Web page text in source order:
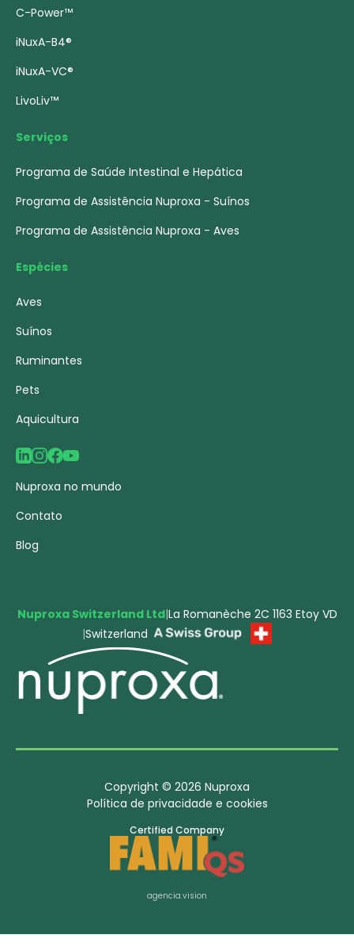
C-Power™
iNuxA-B4®
iNuxA-VC®
LivoLiv™
Serviços
Programa de Saúde Intestinal e Hepática
Programa de Assistência Nuproxa - Suínos
Programa de Assistência Nuproxa - Aves
Espécies
Aves
Suínos
Ruminantes
Pets
Aquicultura
Nuproxa no mundo
Contato
Blog
Nuproxa Switzerland Ltd|La Romanèche 2C 1163 Etoy VD
|Switzerland
Copyright © 2026 Nuproxa
Política de privacidade e cookies
Certified Company
agencia.vision